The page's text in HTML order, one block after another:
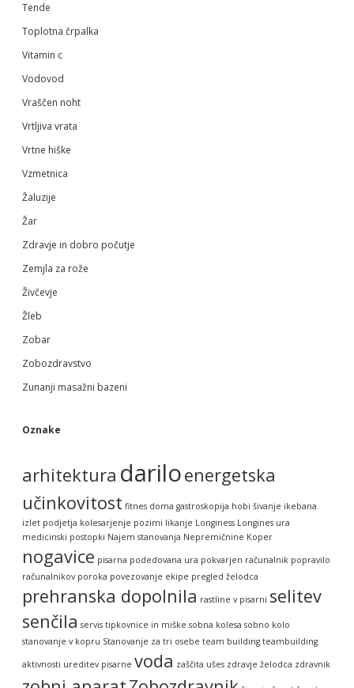
Tende
Toplotna črpalka
Vitamin c
Vodovod
Vraščen noht
Vrtljiva vrata
Vrtne hiške
Vzmetnica
Žaluzije
Žar
Zdravje in dobro počutje
Zemjla za rože
Živčevje
Žleb
Zobar
Zobozdravstvo
Zunanji masažni bazeni
Oznake
arhitektura dariloenergetska
učinkovitost fitnes doma gastroskopija hobi šivanje ikebana
izlet podjetja kolesarjenje pozimi likanje Longiness Longines ura
medicinski postopki Najem stanovanja Nepremičnine Koper
nogavice pisarna podedovana ura pokvarjen računalnik popravilo
računalnikov poroka povezovanje ekipe pregled želodca
prehranska dopolnila rastline v pisarni selitev
senčila servis tipkovnice in miške sobna kolesa sobno kolo
stanovanje v kopru Stanovanje za tri osebe team building teambuilding
aktivnosti ureditev pisarne voda zaščita ušes zdravje želodca zdravnik